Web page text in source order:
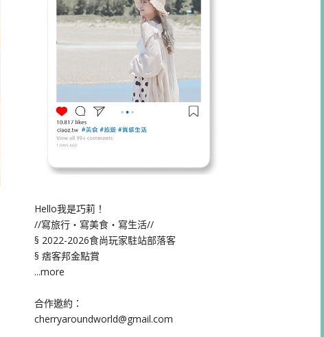
Hello我是巧莉！
//寫旅行・寫美食・寫生活//
§ 2022-2026食尚玩家駐站部落客
§ 痞客邦金點賞
...more
合作邀約：
cherryaroundworld@gmail.com